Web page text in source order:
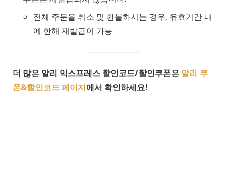
전체 주문을 취소 및 환불하시는 경우, 유효기간 내
에 한해 재발급이 가능
더 많은 알리 익스프레스 할인코드/할인쿠폰은 알리 쿠
폰&할인코드 페이지에서 확인하세요!